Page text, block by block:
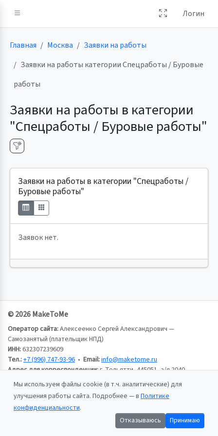
Логин
Главная Москва
Заявки на работы
Заявки на работы категории Спецработы / Буровые
работы
Заявки на работы в категории
"Спецработы / Буровые работы"
Заявки на работы в категории "Спецработы /
Буровые работы"
Заявок нет.
© 2026 MakeToMe
Оператор сайта:Алексеенко Сергей Александрович —
Самозанятый (плательщик НПД)
ИНН:632307239609
Тел.:+7 (996) 747-93-96 • Email:info@maketome.ru
Адрес для корреспонденции:г. Тольятти, 445051, а/я 2040,
Алексеенко Сергей Александрович
Пользовательское соглашение
Политика конфиденциальности
Мы используем файлы cookie (в т.ч. аналитические) для
улучшения работы сайта. Подробнее — в Политике
конфиденциальности.
Отказываюсь
Принимаю